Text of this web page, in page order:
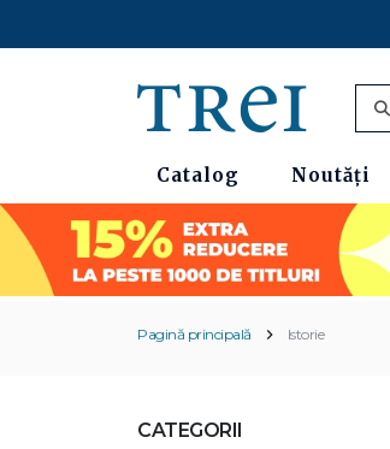
Catalog Noutăți
Pagină principală Istorie
CATEGORII